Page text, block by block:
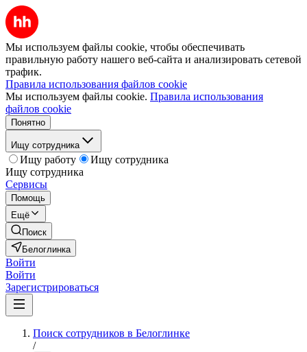
Мы используем файлы cookie, чтобы обеспечивать
правильную работу нашего веб-сайта и анализировать сетевой
трафик.
Правила использования файлов cookie
Мы используем файлы cookie. Правила использования
файлов cookie
Понятно
Ищу сотрудника
Ищу работу
Ищу сотрудника
Ищу сотрудника
Сервисы
Помощь
Ещё
Поиск
Белоглинка
Войти
Войти
Зарегистрироваться
Поиск сотрудников в Белоглинке
/